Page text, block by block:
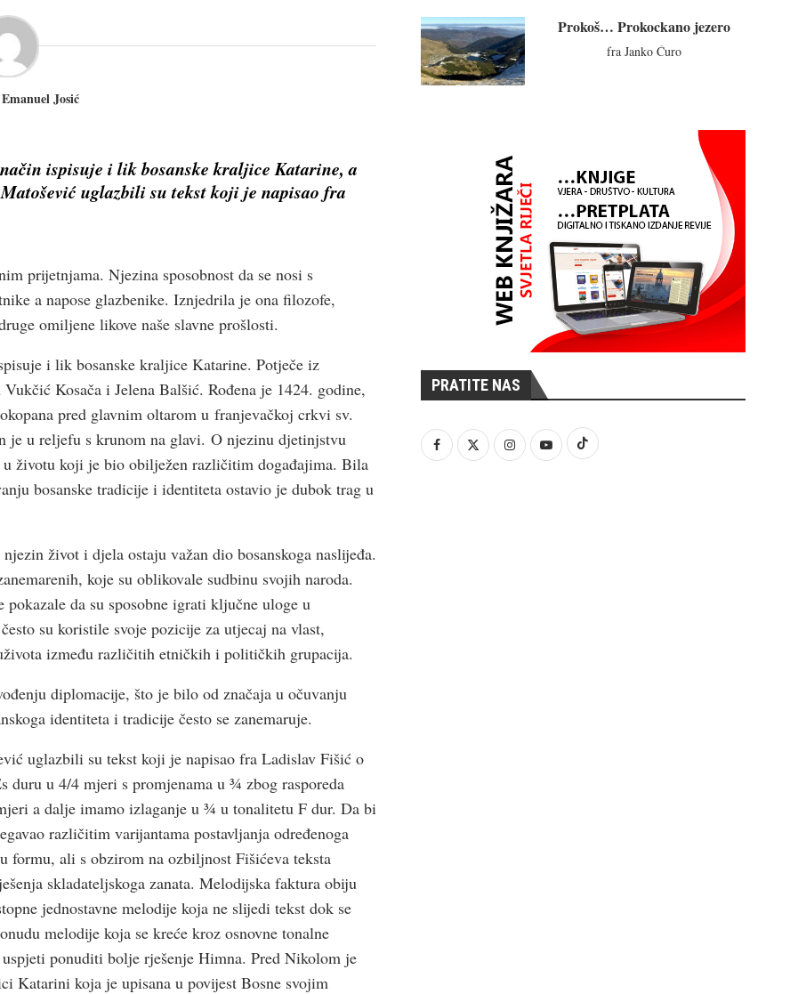
Josić
ispisuje i lik bosanske kraljice Katarine, a
uglazbili su tekst koji je napisao fra
prijetnjama. Njezina sposobnost da se nosi s
a napose glazbenike. Iznjedrila je ona filozofe,
omiljene likove naše slavne prošlosti.
i lik bosanske kraljice Katarine. Potječe iz
Kosača i Jelena Balšić. Rođena je 1424. godine,
pred glavnim oltarom u franjevačkoj crkvi sv.
u reljefu s krunom na glavi. O njezinu djetinjstvu
u životu koji je bio obilježen različitim događajima. Bila
bosanske tradicije i identiteta ostavio je dubok trag u
život i djela ostaju važan dio bosanskoga naslijeđa.
koje su oblikovale sudbinu svojih naroda.
da su sposobne igrati ključne uloge u
su koristile svoje pozicije za utjecaj na vlast,
između različitih etničkih i političkih grupacija.
diplomacije, što je bilo od značaja u očuvanju
identiteta i tradicije često se zanemaruje.
uglazbili su tekst koji je napisao fra Ladislav Fišić o
duru u 4/4 mjeri s promjenama u ¾ zbog rasporeda
a dalje imamo izlaganje u ¾ u tonalitetu F dur. Da bi
različitim varijantama postavljanja određenoga
formu, ali s obzirom na ozbiljnost Fišićeva teksta
skladateljskoga zanata. Melodijska faktura obiju
jednostavne melodije koja ne slijedi tekst dok se
melodije koja se kreće kroz osnovne tonalne
ponuditi bolje rješenje Himna. Pred Nikolom je
Katarini koja je upisana u povijest Bosne svojim
Prokoš… Prokockano jezero
fra Janko Ćuro
PRATITE NAS